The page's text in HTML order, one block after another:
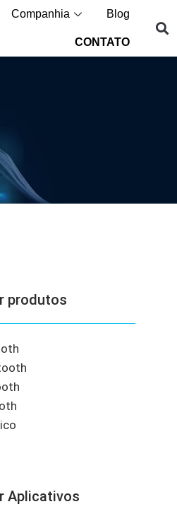
Companhia Blog
CONTATO
produtos
Aplicativos